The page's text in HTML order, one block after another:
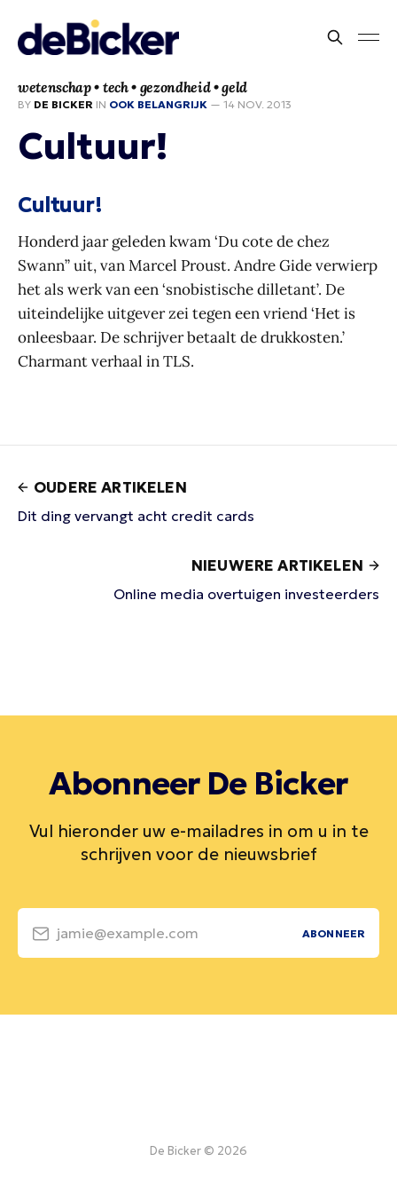
wetenschap • tech • gezondheid • geld
BY DE BICKER IN OOK BELANGRIJK — 14 NOV. 2013
Cultuur!
Cultuur!
Honderd jaar geleden kwam ‘Du cote de chez
Swann” uit, van Marcel Proust. Andre Gide verwierp
het als werk van een ‘snobistische dilletant’. De
uiteindelijke uitgever zei tegen een vriend ‘Het is
onleesbaar. De schrijver betaalt de drukkosten.’
Charmant verhaal in TLS.
OUDERE ARTIKELEN
Dit ding vervangt acht credit cards
NIEUWERE ARTIKELEN
Online media overtuigen investeerders
Abonneer De Bicker
Vul hieronder uw e-mailadres in om u in te
schrijven voor de nieuwsbrief
jamie@example.com ABONNEER
De Bicker © 2026